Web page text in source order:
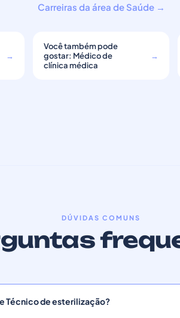
Carreiras da área de Saúde →
→
Você também pode
gostar: Médico de
clínica médica
→
DÚVIDAS COMUNS
Técnico de esterilização?